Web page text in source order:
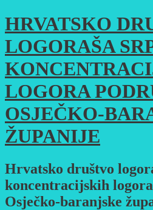
Skoči
do
sadržaja
HRVATSKO
LOGORAŠA
LOGORA
OSJEČKO-
ŽUPANIJE
Hrvatsko društvo
koncentracijskih
Osječko-baranjske